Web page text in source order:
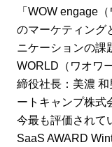
「WOW engage
のマーケティング
ニケーションの課
WORLD（ワオワ
締役社長：美濃
ートキャンプ株式
今最も評価されて
SaaS AWARD